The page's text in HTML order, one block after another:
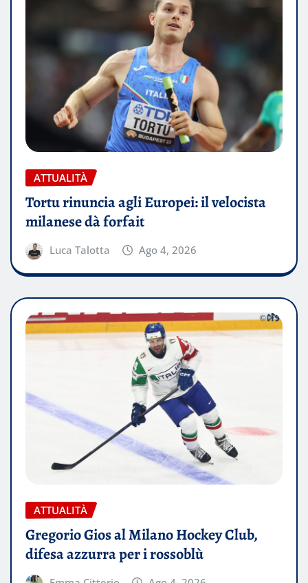
ATTUALITÀ
Tortu rinuncia agli Europei: il velocista
milanese dà forfait
Luca Talotta Ago 4, 2026
ATTUALITÀ
Gregorio Gios al Milano Hockey Club,
difesa azzurra per i rossoblù